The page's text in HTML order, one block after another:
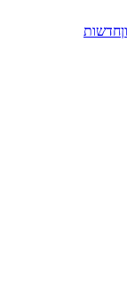
חדשות